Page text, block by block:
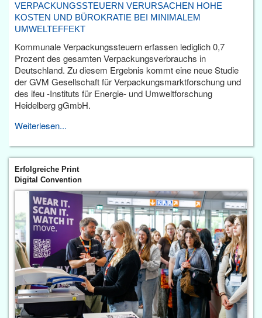
VERPACKUNGSSTEUERN VERURSACHEN HOHE
KOSTEN UND BÜROKRATIE BEI MINIMALEM
UMWELTEFFEKT
Kommunale Verpackungssteuern erfassen lediglich 0,7
Prozent des gesamten Verpackungsverbrauchs in
Deutschland. Zu diesem Ergebnis kommt eine neue Studie
der GVM Gesellschaft für Verpackungsmarktforschung und
des ifeu -Instituts für Energie- und Umweltforschung
Heidelberg gGmbH.
Weiterlesen...
Erfolgreiche Print
Digital Convention